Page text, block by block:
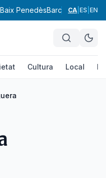
Baix PenedèsBarcelonès
CA ES EN
Cultura Local